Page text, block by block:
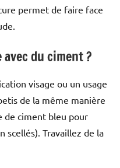
permet de faire face
du ciment ?
visage ou un usage
de la même manière
de ciment bleu pour
scellés). Travaillez de la